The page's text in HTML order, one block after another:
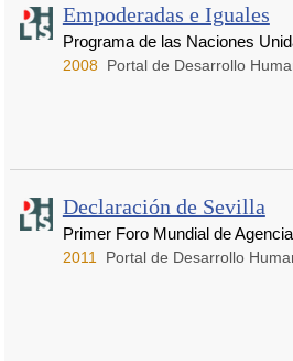
Empoderadas e Iguales
Programa de las Naciones
2008 Portal de Desarrollo
Declaración de Sevilla
Primer Foro Mundial de
2011 Portal de Desarrollo